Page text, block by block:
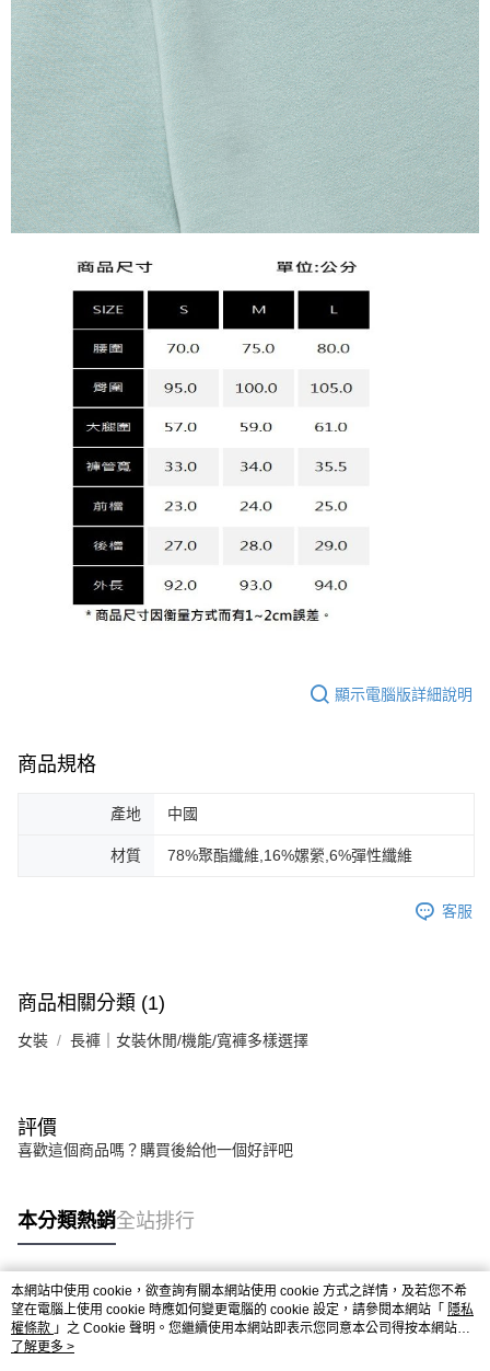
顯示電腦版詳細說明
商品規格
產地 中國
材質 78%聚酯纖維,16%嫘縈,6%彈性纖維
客服
商品相關分類 (1)
女裝 長褲｜女裝休閒/機能/寬褲多樣選擇
評價
喜歡這個商品嗎？購買後給他一個好評吧
本分類熱銷全站排行
熱門標籤
本網站中使用 cookie，欲查詢有關本網站使用 cookie 方式之詳情，及若您不希
望在電腦上使用 cookie 時應如何變更電腦的 cookie 設定，請參閱本網站「 隱私
權條款 」之 Cookie 聲明。您繼續使用本網站即表示您同意本公司得按本網站使
用條款之 Cookie 聲明使用 cookie。
了解更多 >